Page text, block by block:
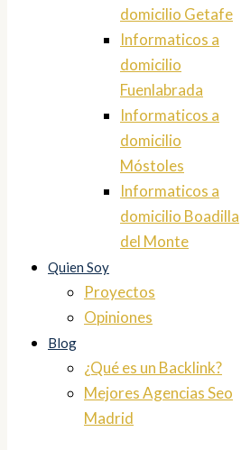
domicilio Getafe
Informaticos a
domicilio
Fuenlabrada
Informaticos a
domicilio
Móstoles
Informaticos a
domicilio Boadilla
del Monte
Quien Soy
Proyectos
Opiniones
Blog
¿Qué es un Backlink?
Mejores Agencias Seo
Madrid